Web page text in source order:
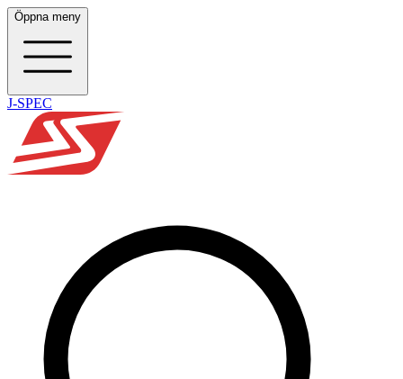
Öppna meny
J-SPEC